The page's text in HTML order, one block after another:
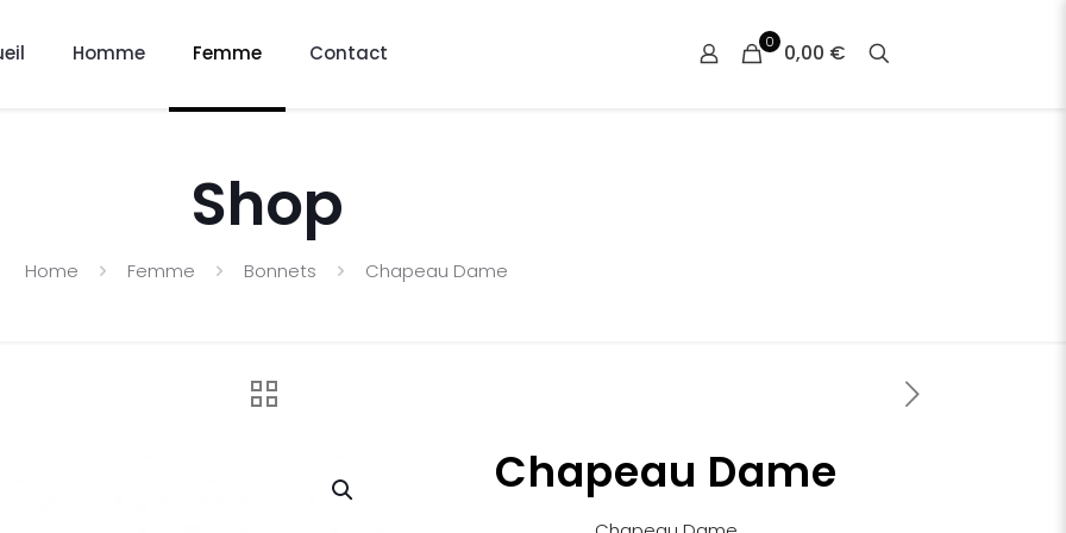
Homme Femme Contact 0 0,00 €
Shop
Home Femme Bonnets Chapeau Dame
Chapeau Dame